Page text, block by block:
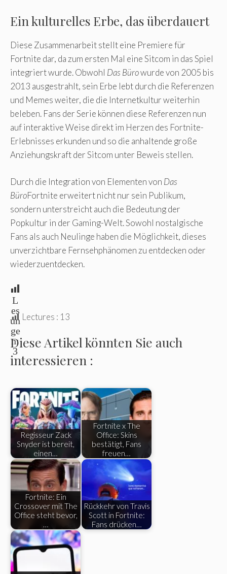
Ein kulturelles Erbe, das überdauert
Diese Zusammenarbeit stellt eine Premiere für
Fortnite dar, da zum ersten Mal eine Sitcom in das Spiel
integriert wurde. Obwohl Das Bürowurde von 2005 bis
2013 ausgestrahlt, sein Erbe lebt durch die Referenzen
und Memes weiter, die die Internetkultur weiterhin
beleben. Fans der Serie können diese Referenzen nun
auf interaktive Weise direkt im Herzen des Fortnite-
Erlebnisses erkunden und so die anhaltende große
Anziehungskraft der Sitcom unter Beweis stellen.
Durch die Integration von Elementen von Das
BüroFortnite erweitert nicht nur sein Publikum,
sondern unterstreicht auch die Bedeutung der
Popkultur in der Gaming-Welt. Sowohl nostalgische
Fans als auch Neulinge haben die Möglichkeit, dieses
unverzichtbare Fernsehphänomen zu entdecken oder
wiederzuentdecken.
L
es
un
ge
n:
3
Lectures : 13
Diese Artikel könnten Sie auch
interessieren :
Regisseur Zack
Snyder ist bereit,
einen…
Fortnite x The
Office: Skins
bestätigt, Fans
freuen…
Fortnite: Ein
Crossover mit The
Office steht bevor,
…
Rückkehr von Travis
Scott in Fortnite:
Fans drücken…